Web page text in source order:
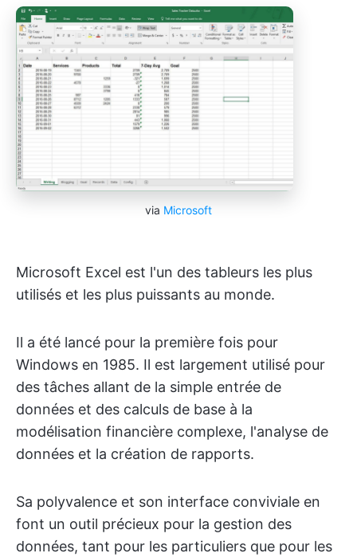
via Microsoft
Microsoft Excel est l'un des tableurs les plus
utilisés et les plus puissants au monde.
Il a été lancé pour la première fois pour
Windows en 1985. Il est largement utilisé pour
des tâches allant de la simple entrée de
données et des calculs de base à la
modélisation financière complexe, l'analyse de
données et la création de rapports.
Sa polyvalence et son interface conviviale en
font un outil précieux pour la gestion des
données, tant pour les particuliers que pour les